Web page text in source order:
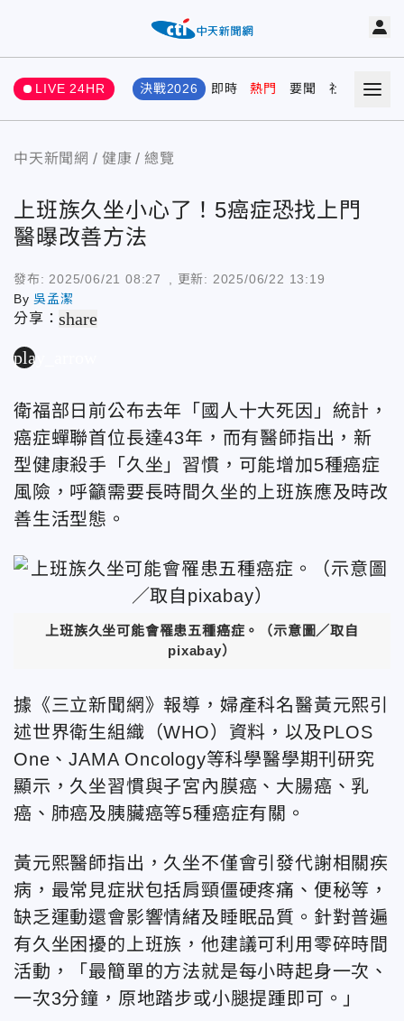
LIVE 24HR 決戰2026 即時 熱門 要聞 社會 娛樂
中天新聞網 健康 總覽
上班族久坐小心了！5癌症恐找上門
醫曝改善方法
發布: 2025/06/21 08:27 , 更新: 2025/06/22 13:19
By吳孟潔
分享：share
play_arrow
衛福部日前公布去年「國人十大死因」統計，
癌症蟬聯首位長達43年，而有醫師指出，新
型健康殺手「久坐」習慣，可能增加5種癌症
風險，呼籲需要長時間久坐的 上班族應及時改
善生活型態。
上班族久坐可能會罹患五種癌症。（示意圖／取自
pixabay）
據《三立新聞網》報導，婦產科名醫黃元熙引
述世界衛生組織（WHO）資料，以及PLOS
One、JAMA Oncology等科學醫學期刊研究
顯示，久坐習慣與子宮內膜癌、大腸癌、乳
癌、肺癌及胰臟癌等5種癌症有關。
黃元熙醫師指出，久坐不僅會引發代謝相關疾
病，最常見症狀包括肩頸僵硬疼痛、便秘等，
缺乏運動還會影響情緒及睡眠品質。針對普遍
有久坐困擾的上班族，他建議可利用零碎時間
活動，「最簡單的方法就是每小時起身一次、
一次3分鐘，原地踏步或小腿提踵即可。」